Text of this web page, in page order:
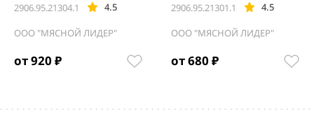
от 920 ₽
2906.95.21304.1 4.5
роженный.
ООО "МЯСНОЙ ЛИДЕР"
от 680 ₽
2906.95.21301.1 4.5
ООО "МЯСНОЙ ЛИДЕР"
5